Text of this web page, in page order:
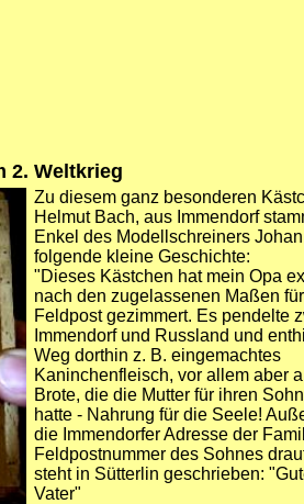
2. Weltkrieg
Zu diesem ganz besonderen
Helmut Bach, aus Immendorf
Enkel des Modellschreiners
folgende kleine Geschichte:
"Dieses Kästchen hat mein Opa
nach den zugelassenen Maßen
Feldpost gezimmert. Es pendelte
Immendorf und Russland und
Weg dorthin z. B. eingemachtes
Kaninchenfleisch, vor allem aber
Brote, die die Mutter für ihren
hatte - Nahrung für die Seele!
die Immendorfer Adresse der
Feldpostnummer des Sohnes
steht in Sütterlin geschrieben:
Vater"